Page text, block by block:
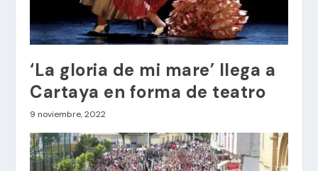
‘La gloria de mi mare’ llega a
Cartaya en forma de teatro
9 noviembre, 2022